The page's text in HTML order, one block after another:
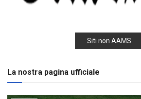
Siti non AAMS
La nostra pagina ufficiale